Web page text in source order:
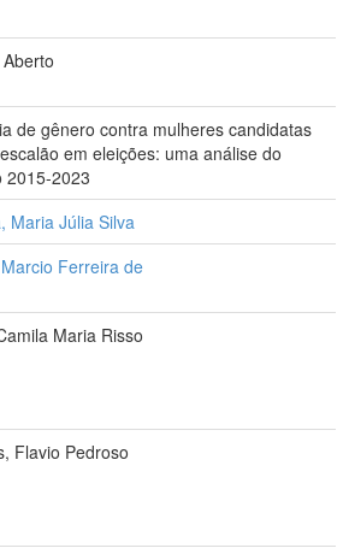
de gênero contra mulheres candidatas
em eleições: uma análise do
2015-2023
Maria Júlia Silva
Ferreira de
Maria Risso
Flavio Pedroso